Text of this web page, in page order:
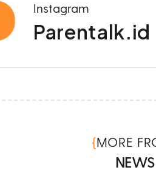
Instagram
Parentalk.id
{MORE
NEWS